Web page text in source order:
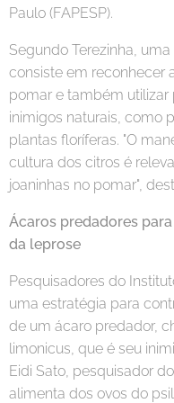
Paulo (FAPESP).
Segundo Terezinha,
consiste em reconhecer
pomar e também utilizar
inimigos naturais, como
plantas floríferas. "O
cultura dos citros é
joaninhas no pomar",
Ácaros predadores
da leprose
Pesquisadores do
uma estratégia para
de um ácaro predador,
limonicus, que é seu
Eidi Sato, pesquisador
alimenta dos ovos do